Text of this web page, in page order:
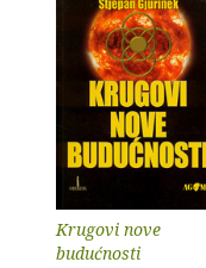
Krugovi nove
budućnosti